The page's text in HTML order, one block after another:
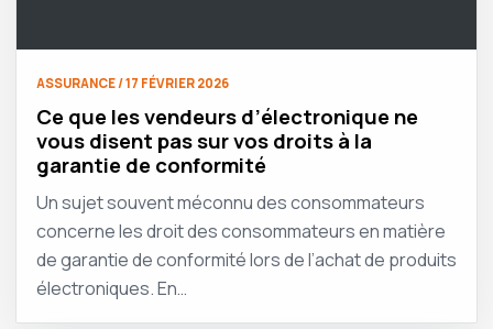
ASSURANCE / 17 FÉVRIER 2026
Ce que les vendeurs d’électronique ne
vous disent pas sur vos droits à la
garantie de conformité
Un sujet souvent méconnu des consommateurs
concerne les droit des consommateurs en matière
de garantie de conformité lors de l’achat de produits
électroniques. En…